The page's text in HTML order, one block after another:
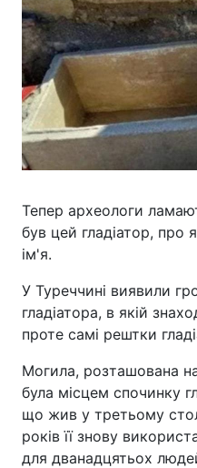
Тепер археологи
був цей гладіатор, про
ім'я.
У Туреччині виявили
гладіатора, в якій
проте самі рештки
Могила, розташована
була місцем спочинку
що жив у третьому
років її знову
для дванадцятьох